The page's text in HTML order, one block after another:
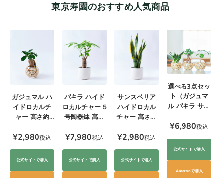
東京寿園のおすすめ人気商品
ガジュマル ハ
イドロカルチ
ャー 高さ約
¥2,980税込
公式サイトで購入
パキラ ハイド
ロカルチャー 5
号陶器鉢 高さ
¥7,980税込
公式サイトで購入
サンスベリア
ハイドロカル
チャー 高さ約
¥2,980税込
公式サイトで購入
選べる3点セッ
ト（ガジュマ
ル パキラ サン
¥6,980税込
公式サイトで購入
Amazonで購入